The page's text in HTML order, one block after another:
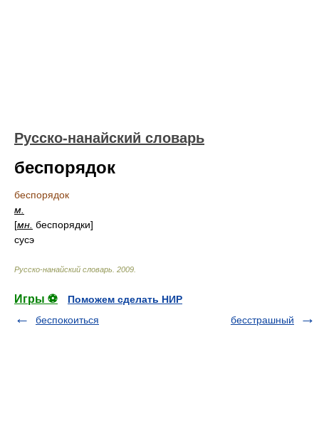
Русско-нанайский словарь
беспорядок
беспорядок
м.
[мн. беспорядки]
сусэ
Русско-нанайский словарь 2009
Игры ⚽
Поможем сделать НИР
беспокоиться
бесстрашный